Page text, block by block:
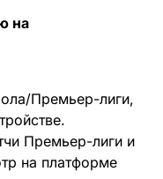
на
Премьер-лиги,
Премьер-лиги и
на платформе